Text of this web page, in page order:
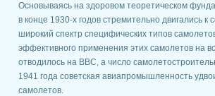
Основываясь на здоровом теоретическом
в конце 1930-х годов стремительно двигались
широкий спектр специфических типов
эффективного применения этих самолетов на
отводилось на ВВС, а число
1941 года советская авиапромышленность
самолетов.